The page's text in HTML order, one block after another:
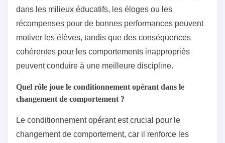
dans les milieux éducatifs, les éloges ou les
récompenses pour de bonnes performances peuvent
motiver les élèves, tandis que des conséquences
cohérentes pour les comportements inappropriés
peuvent conduire à une meilleure discipline.
Quel rôle joue le conditionnement opérant dans le
changement de comportement ?
Le conditionnement opérant est crucial pour le
changement de comportement, car il renforce les